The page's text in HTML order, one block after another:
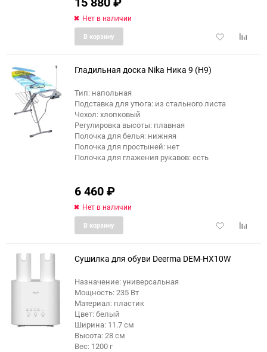
Нет в наличии
Добавить
В корзину
Гладильная доска Nika Ника 9 (Н9)
Тип: напольная
Подставка для утюга: из стального листа
Чехол: хлопковый
Регулировка высоты: плавная
Полочка для белья: нижняя
Полочка для простыней: нет
Полочка для глажения рукавов: есть
6 460₽
Нет в наличии
Добавить
В корзину
Сушилка для обуви Deerma DEM-HX10W
Назначение: универсальная
Мощность: 235 Вт
Материал: пластик
Цвет: белый
Ширина: 11.7 см
Высота: 28 см
Вес: 1200 г